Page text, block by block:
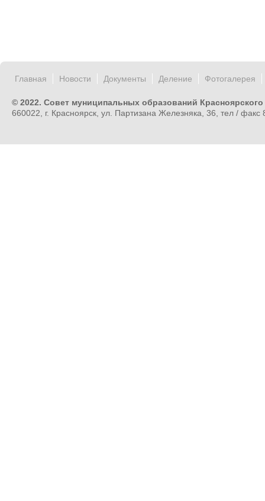
Главная Новости Документы Деление Фотогалерея
© 2022. Совет муниципальных образований Красноярского
660022, г. Красноярск, ул. Партизана Железняка, 36, тел /